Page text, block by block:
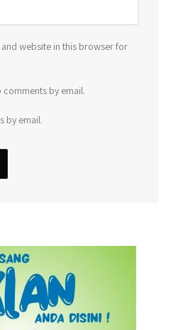
and website in this browser for
by email.
by email.